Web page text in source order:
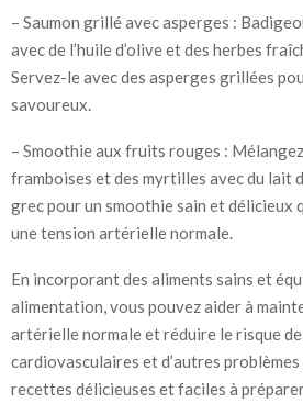
– Saumon grillé avec asperges :
avec de l’huile d’olive et des herbes
Servez-le avec des asperges grillées
savoureux.
– Smoothie aux fruits rouges :
framboises et des myrtilles avec du lait
grec pour un smoothie sain et délicieux
une tension artérielle normale.
En incorporant des aliments sains et
alimentation, vous pouvez aider à
artérielle normale et réduire le risque de
cardiovasculaires et d’autres problèmes
recettes délicieuses et faciles à